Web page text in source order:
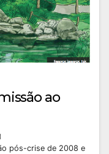
ao
pós-crise de 2008 e